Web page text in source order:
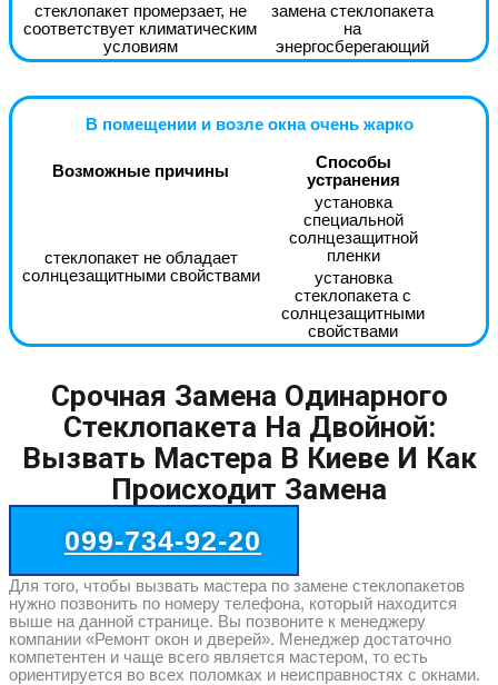
стеклопакет промерзает, не
соответствует климатическим
условиям
замена стеклопакета
на
энергосберегающий
В помещении и возле окна очень жарко
Возможные причины
Способы
устранения
стеклопакет не обладает
солнцезащитными свойствами
установка
специальной
солнцезащитной
пленки
установка
стеклопакета с
солнцезащитными
свойствами
Срочная Замена Одинарного
Стеклопакета На Двойной:
Вызвать Мастера В Киеве И Как
Происходит Замена
099-734-92-20
Для того, чтобы вызвать мастера по замене стеклопакетов
нужно позвонить по номеру телефона, который находится
выше на данной странице. Вы позвоните к менеджеру
компании «Ремонт окон и дверей». Менеджер достаточно
компетентен и чаще всего является мастером, то есть
ориентируется во всех поломках и неисправностях с окнами.